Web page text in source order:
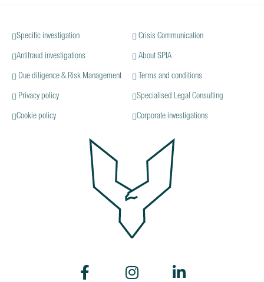
Specific investigation Crisis Communication
Antifraud investigations About SPIA
Due diligence & Risk Management Terms and conditions
Privacy policy Specialised Legal Consulting
Cookie policy Corporate investigations